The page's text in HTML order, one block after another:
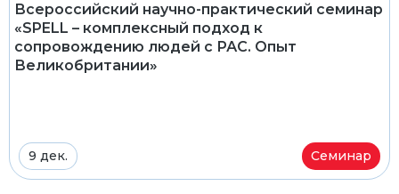
Всероссийский научно-практический семинар
«SPELL – комплексный подход к
сопровождению людей с РАС. Опыт
Великобритании»
9 дек. Семинар